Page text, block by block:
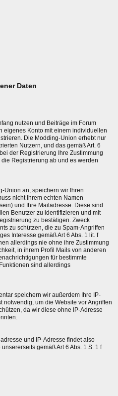
Daten
nutzen und Beiträge im Forum
eigenes Konto mit einem individuellen
Die Modding-Union erhebt nur
Nutzern, und das gemäß Art. 6
der Registrierung Ihre Zustimmung
Registrierung ab und es werden
Union an, speichern wir Ihren
nicht Ihrem echten Namen
und Ihre Mailadresse. Diese sind
Benutzer zu identifizieren und mit
zu bestätigen. Zweck
zu schützen, die zu Spam-Angriffen
Interesse gemäß Art 6 Abs. 1 lit. f
allerdings nie ohne ihre Zustimmung
in ihrem Profil Mails von anderen
für bestimmte
sind allerdings
speichern wir außerdem Ihre IP-
notwendig, um die Website vor Angriffen
da wir diese ohne IP-Adresse
und IP-Adresse findet also
gemäß Art 6 Abs. 1 S. 1 f